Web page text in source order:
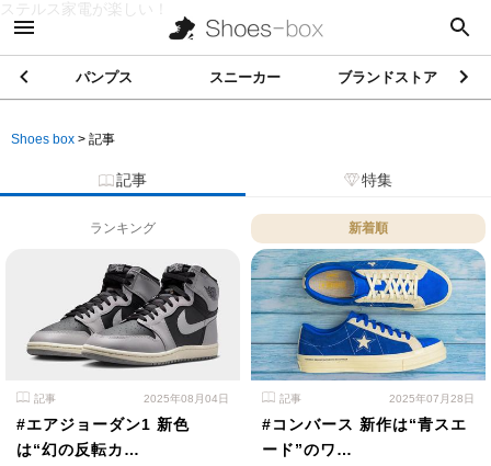
ステルス家電が楽しい！
パンプス スニーカー ブランドストア
Shoes box > 記事
記事 特集
ランキング 新着順
記事 2025年08月04日
#エアジョーダン1 新色
は“幻の反転カ…
記事 2025年07月28日
#コンバース 新作は“青スエ
ード”のワ…